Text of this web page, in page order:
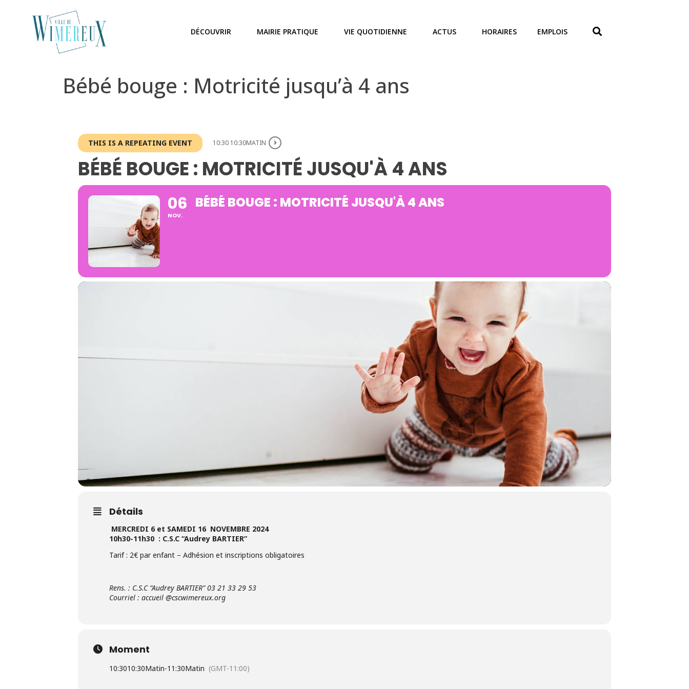
DÉCOUVRIR MAIRIE PRATIQUE VIE QUOTIDIENNE ACTUS HORAIRES EMPLOIS
Bébé bouge : Motricité jusqu’à 4 ans
THIS IS A REPEATING EVENT 10:30 10:30MATIN
BÉBÉ BOUGE : MOTRICITÉ JUSQU'À 4 ANS
06
NOV.
BÉBÉ BOUGE : MOTRICITÉ JUSQU'À 4 ANS
Détails
MERCREDI 6 et SAMEDI 16 NOVEMBRE 2024
10h30-11h30 : C.S.C “Audrey BARTIER”
Tarif : 2€ par enfant – Adhésion et inscriptions obligatoires
Rens. : C.S.C “Audrey BARTIER” 03 21 33 29 53
Courriel : accueil @cscwimereux.org
Moment
10:3010:30Matin-11:30Matin (GMT-11:00)